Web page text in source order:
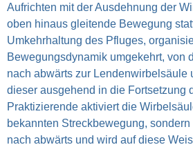
Aufrichten mit der Ausdehnung der
oben hinaus gleitende Bewegung
Umkehrhaltung des Pfluges,
Bewegungsdynamik umgekehrt, von
nach abwärts zur Lendenwirbelsäule
dieser ausgehend in die Fortsetzung
Praktizierende aktiviert die
bekannten Streckbewegung,
nach abwärts und wird auf diese